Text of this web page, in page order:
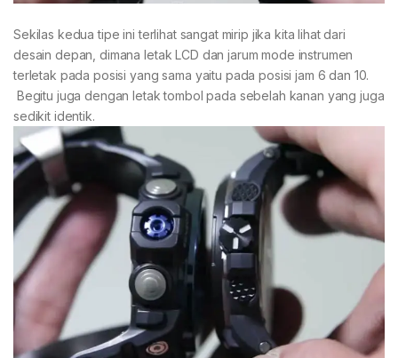
Sekilas kedua tipe ini terlihat sangat mirip jika kita lihat dari
desain depan, dimana letak LCD dan jarum mode instrumen
terletak pada posisi yang sama yaitu pada posisi jam 6 dan 10.
Begitu juga dengan letak tombol pada sebelah kanan yang juga
sedikit identik.